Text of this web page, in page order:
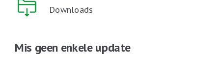
Downloads
Mis geen enkele update